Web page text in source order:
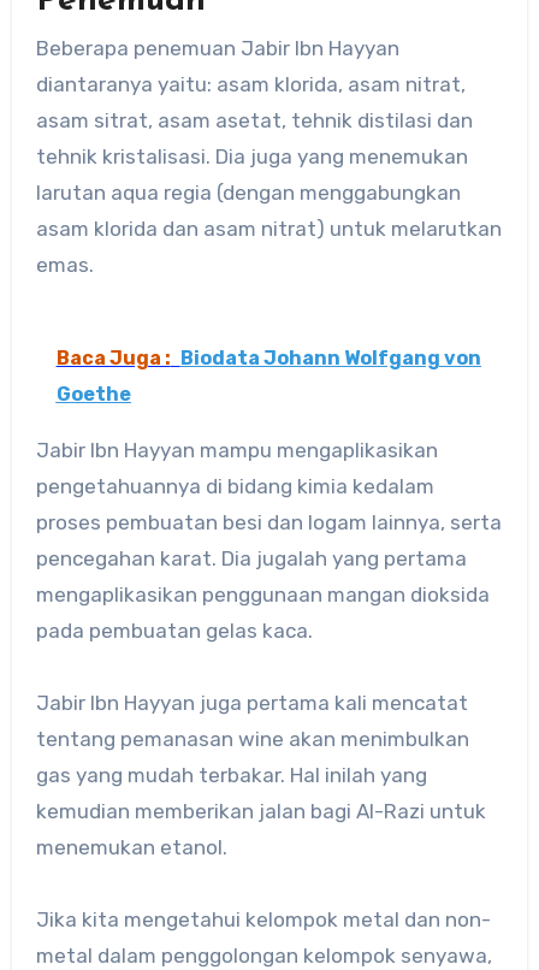
Beberapa penemuan Jabir Ibn Hayyan
diantaranya yaitu: asam klorida, asam nitrat,
asam sitrat, asam asetat, tehnik distilasi dan
tehnik kristalisasi. Dia juga yang menemukan
larutan aqua regia (dengan menggabungkan
asam klorida dan asam nitrat) untuk melarutkan
emas.
Baca Juga :
Biodata Johann Wolfgang von
Goethe
Jabir Ibn Hayyan mampu mengaplikasikan
pengetahuannya di bidang kimia kedalam
proses pembuatan besi dan logam lainnya, serta
pencegahan karat. Dia jugalah yang pertama
mengaplikasikan penggunaan mangan dioksida
pada pembuatan gelas kaca.
Jabir Ibn Hayyan juga pertama kali mencatat
tentang pemanasan wine akan menimbulkan
gas yang mudah terbakar. Hal inilah yang
kemudian memberikan jalan bagi Al-Razi untuk
menemukan etanol.
Jika kita mengetahui kelompok metal dan non-
metal dalam penggolongan kelompok senyawa,